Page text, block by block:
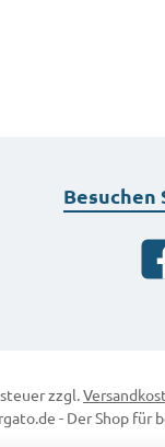
Besuchen
zzgl.
- Der Shop für